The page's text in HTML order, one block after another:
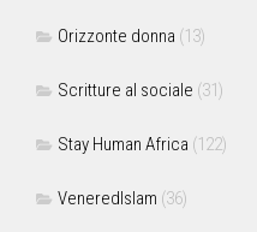
Orizzonte donna (13)
Scritture al sociale (31)
Stay Human Africa (122)
VeneredIslam (36)